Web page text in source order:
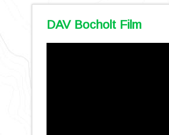
DAV Bocholt Film